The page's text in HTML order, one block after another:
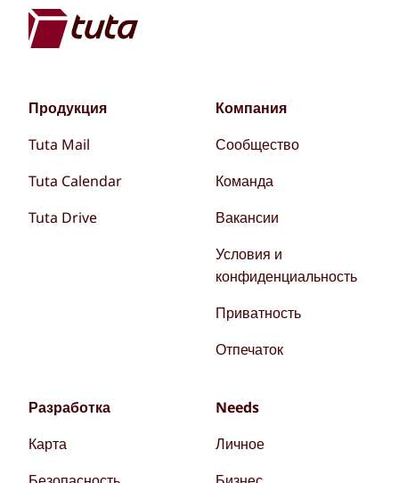
Продукция
Tuta Mail
Tuta Calendar
Tuta Drive
Компания
Сообщество
Команда
Вакансии
Условия и
конфиденциальность
Приватность
Отпечаток
Разработка
Карта
Needs
Личное